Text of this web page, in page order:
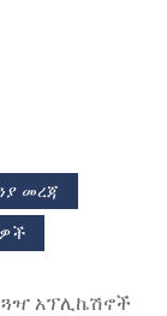
መረጃ
አፕሊኬሽኖች